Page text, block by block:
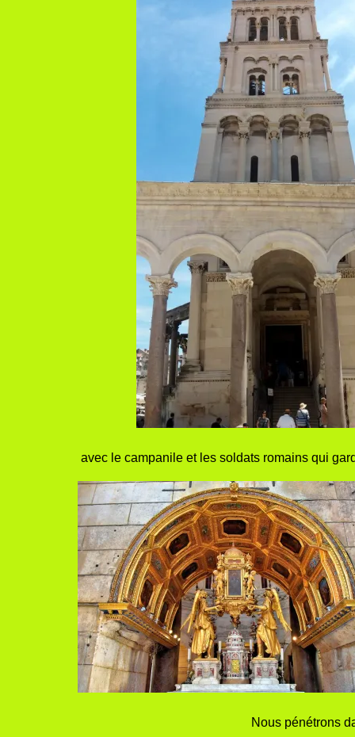
avec le campanile et les soldats romains qui
Nous pénétrons